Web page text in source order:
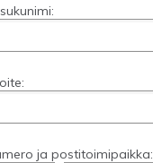
ja postitoimipaikka: